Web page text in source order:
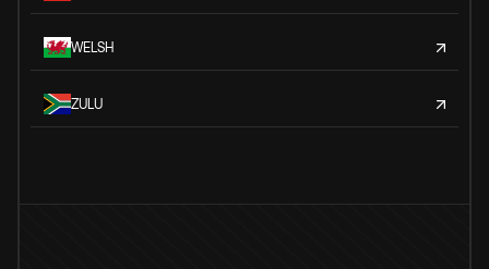
WELSH
ZULU